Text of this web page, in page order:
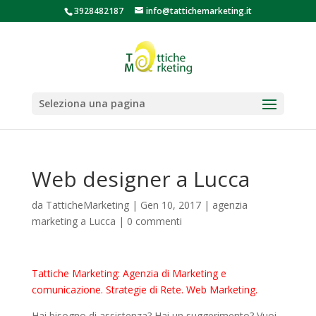
3928482187 info@tattichemarketing.it
Seleziona una pagina
Web designer a Lucca
da TatticheMarketing| Gen 10, 2017| agenzia
marketing a Lucca | 0 commenti
Tattiche Marketing: Agenzia di Marketing e
comunicazione. Strategie di Rete. Web Marketing.